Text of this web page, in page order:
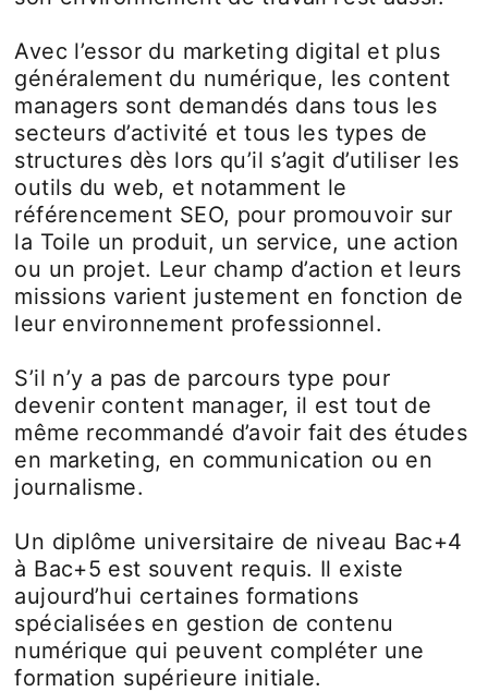
Avec l’essor du marketing digital et plus
généralement du numérique, les content
managers sont demandés dans tous les
secteurs d’activité et tous les types de
structures dès lors qu’il s’agit d’utiliser les
outils du web, et notamment le
référencement SEO, pour promouvoir sur
la Toile un produit, un service, une action
ou un projet. Leur champ d’action et leurs
missions varient justement en fonction de
leur environnement professionnel.
S’il n’y a pas de parcours type pour
devenir content manager, il est tout de
même recommandé d’avoir fait des études
en marketing, en communication ou en
journalisme.
Un diplôme universitaire de niveau Bac+4
à Bac+5 est souvent requis. Il existe
aujourd’hui certaines formations
spécialisées en gestion de contenu
numérique qui peuvent compléter une
formation supérieure initiale.